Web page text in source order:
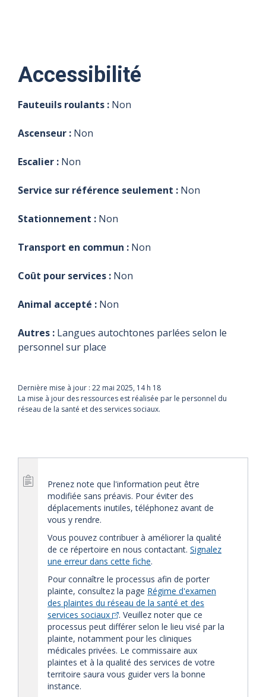
Accessibilité
Fauteuils roulants : Non
Ascenseur : Non
Escalier : Non
Service sur référence seulement : Non
Stationnement : Non
Transport en commun : Non
Coût pour services : Non
Animal accepté : Non
Autres : Langues autochtones parlées selon le
personnel sur place
Dernière mise à jour : 22 mai 2025, 14 h 18
La mise à jour des ressources est réalisée par le personnel du
réseau de la santé et des services sociaux.
Prenez note que l'information peut être
modifiée sans préavis. Pour éviter des
déplacements inutiles, téléphonez avant de
vous y rendre.
Vous pouvez contribuer à améliorer la qualité
de ce répertoire en nous contactant. Signalez
une erreur dans cette fiche.
Pour connaître le processus afin de porter
plainte, consultez la page Régime d'examen
des plaintes du réseau de la santé et des
services sociaux
. Veuillez noter que ce
processus peut différer selon le lieu visé par la
plainte, notamment pour les cliniques
médicales privées. Le commissaire aux
plaintes et à la qualité des services de votre
territoire saura vous guider vers la bonne
instance.